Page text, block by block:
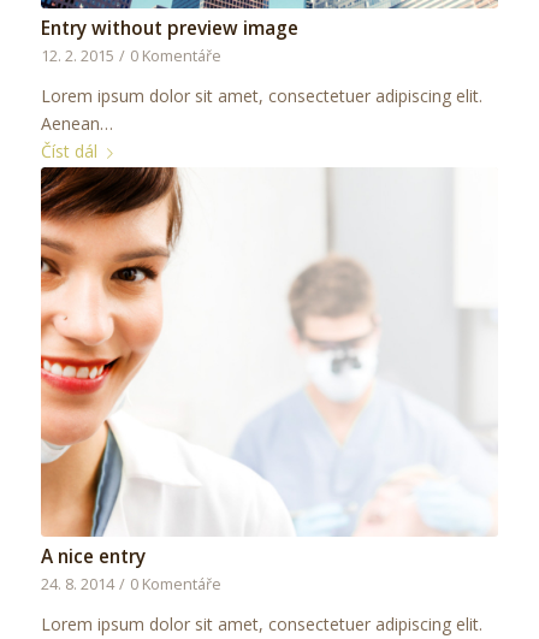
Entry without preview image
12. 2. 2015 / 0 Komentáře
Lorem ipsum dolor sit amet, consectetuer adipiscing elit.
Aenean…
Číst dál
A nice entry
24. 8. 2014 / 0 Komentáře
Lorem ipsum dolor sit amet, consectetuer adipiscing elit.